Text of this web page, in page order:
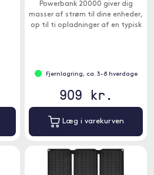
Powerbank 20000 giver dig
masser af strøm til dine enheder,
op til ti opladninger af en typisk
Fjernlagring, ca. 3-8 hverdage
909 kr.
Læg i varekurven